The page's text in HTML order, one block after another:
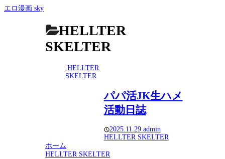
エロ漫画 sky
HELLTER
SKELTER
HELLTER
SKELTER
パパ活JK生ハメ
活動日誌
2025.11.29 admin
HELLTER SKELTER
ホーム
HELLTER SKELTER